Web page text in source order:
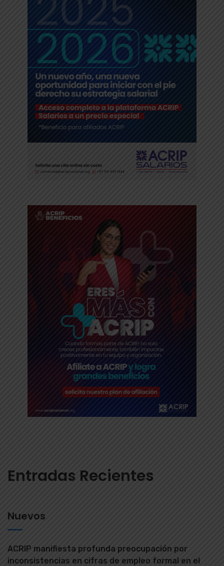
Entradas Recientes
Nuevos
ACRIP manifiesta profunda preocupación por
inconsistencias en cifras de empleo formal en el